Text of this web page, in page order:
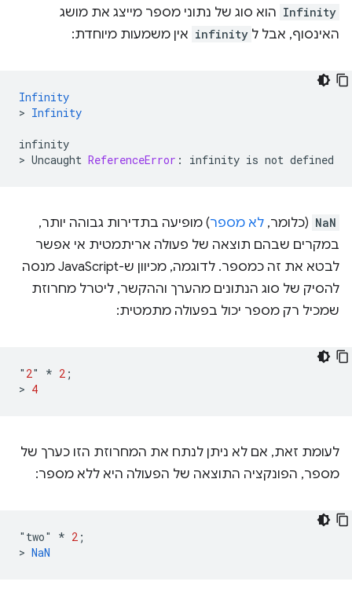
Infinity הוא סוג של נתוני מספר מייצג את מושג
האינסוף, אבל ל infinity אין משמעות מיוחדת:
Infinity
> Infinity
infinity
> Uncaught ReferenceError : infinity is not defined
NaN (כלומר, לא מספר) מופיעה בתדירות גבוהה יותר,
במקרים שבהם תוצאה של פעולה אריתמטית אי אפשר
לבטא את זה כמספר. לדוגמה, מכיוון ש-JavaScript מנסה
להסיק של סוג הנתונים מהערך וההקשר, ליטרל מחרוזת
שמכיל רק מספר יכול בפעולה מתמטית:
" 2" * 2 ;
> 4
לעומת זאת, אם לא ניתן לנתח את המחרוזת הזו כערך של
מספר, הפונקציה התוצאה של הפעולה היא ללא מספר:
" two" * 2 ;
> NaN